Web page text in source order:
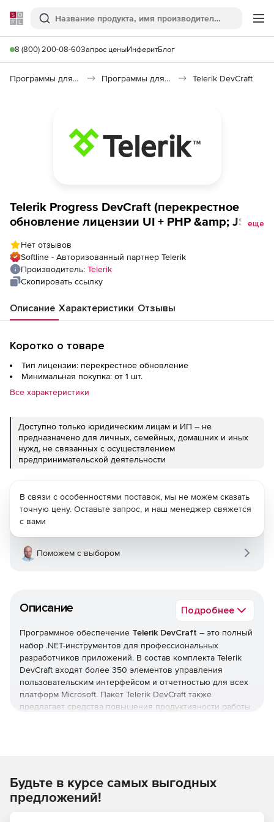
Softline
Поиск
8 (800) 200-08-60Запрос ценыИнферитБлог
Программы для программирования Программы для разработки ПО Telerik DevCraft
Telerik Progress DevCraft (перекрестное
обновление лицензии UI + PHP &amp; JSP
Progress Kendo UI + PHP Developer License
еще
Нет отзывов
Softline - Авторизованный партнер Telerik
Производитель: Telerik
Скопировать ссылку
Описание Характеристики Отзывы
Коротко о товаре
Тип лицензии: перекрестное обновление
Минимальная покупка: от 1 шт.
Все характеристики
Доступно только юридическим лицам и ИП – не
предназначено для личных, семейных, домашних и иных
нужд, не связанных с осуществлением
предпринимательской деятельности
Описание Подробнее
Программное обеспечение Telerik DevCraft – это полный
набор .NET-инструментов для профессиональных
разработчиков приложений. В состав комплекта Telerik
DevCraft входят более 350 элементов управления
пользовательским интерфейсом и отчетностью для всех
платформ Microsoft. Пакет Telerik DevCraft также
предлагает средства повышения продуктивности работы
позволяет создавать настольные, мобильные и web-
приложения с насыщенным функционалом. Более 100
тысяч .NET-разработчиков по всему миру используют
В связи с особенностями поставок, мы не можем сказать
точную цену. Оставьте запрос, и наш менеджер свяжется
с вами
Поможем с выбором
Будьте в курсе самых выгодных
предложений!